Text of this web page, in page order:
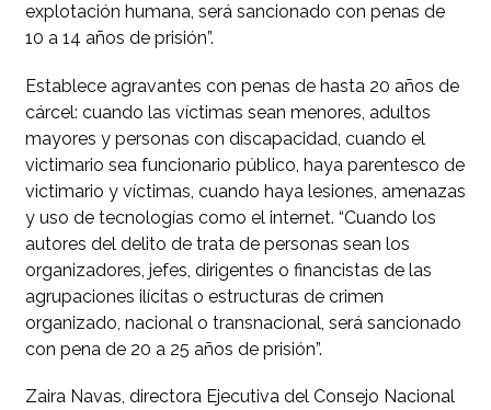
explotación humana, será sancionado con penas de
10 a 14 años de prisión”.
Establece agravantes con penas de hasta 20 años de
cárcel: cuando las víctimas sean menores, adultos
mayores y personas con discapacidad, cuando el
victimario sea funcionario público, haya parentesco de
victimario y víctimas, cuando haya lesiones, amenazas
y uso de tecnologías como el internet. “Cuando los
autores del delito de trata de personas sean los
organizadores, jefes, dirigentes o financistas de las
agrupaciones ilícitas o estructuras de crimen
organizado, nacional o transnacional, será sancionado
con pena de 20 a 25 años de prisión”.
Zaira Navas, directora Ejecutiva del Consejo Nacional